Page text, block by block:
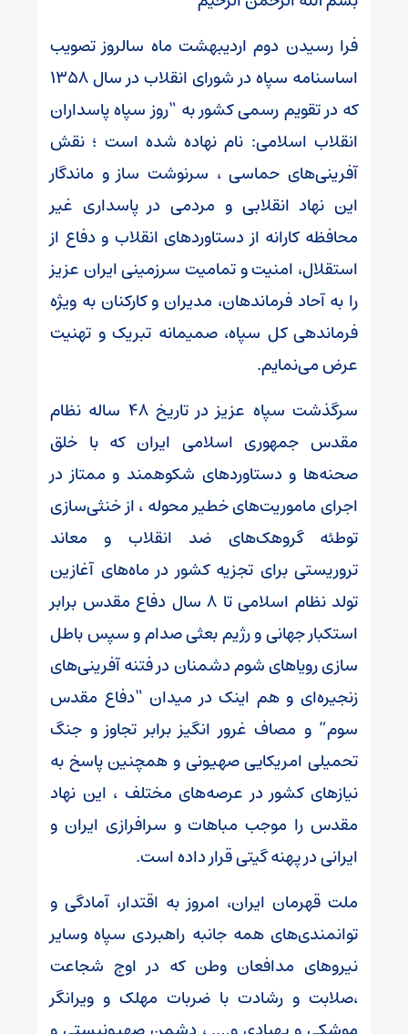
فرا رسیدن دوم اردیبهشت ماه سالروز تصویب
اساسنامه سپاه در شورای انقلاب در سال ۱۳۵۸
که در تقویم رسمی کشور به “روز سپاه پاسداران
انقلاب اسلامی: نام نهاده شده است ؛ نقش
آفرینی‌های حماسی ، سرنوشت ساز و ماندگار
این نهاد انقلابی و مردمی در پاسداری غیر
محافظه کارانه از دستاوردهای انقلاب و دفاع از
استقلال، امنیت و تمامیت سرزمینی ایران عزیز
را به آحاد فرماندهان، مدیران و کارکنان به ویژه
فرماندهی کل سپاه، صمیمانه تبریک و تهنیت
عرض می‌نمایم.
سرگذشت سپاه عزیز در تاریخ ۴۸ ساله نظام
مقدس جمهوری اسلامی ایران که با خلق
صحنه‌ها و دستاوردهای شکوهمند و ممتاز در
اجرای ماموریت‌های خطیر محوله ، از خنثی‌سازی
توطئه گروهک‌های ضد انقلاب و معاند
تروریستی برای تجزیه کشور در ماه‌های آغازین
تولد نظام اسلامی تا ۸ سال دفاع مقدس برابر
استکبار جهانی و رژیم بعثی صدام و سپس باطل
سازی رویاهای شوم دشمنان در فتنه آفرینی‌های
زنجیره‌ای و هم اینک در میدان “دفاع مقدس
سوم” و مصاف غرور انگیز برابر تجاوز و جنگ
تحمیلی امریکایی صهیونی و همچنین پاسخ به
نیازهای کشور در عرصه‌های مختلف ، این نهاد
مقدس را موجب مباهات و سرافرازی ایران و
ایرانی در پهنه گیتی قرار داده است.
ملت قهرمان ایران، امروز به اقتدار، آمادگی و
توانمندی‌های همه جانبه راهبردی سپاه وسایر
نیروهای مدافعان وطن که در اوج شجاعت
،صلابت و رشادت با ضربات مهلک و ویرانگر